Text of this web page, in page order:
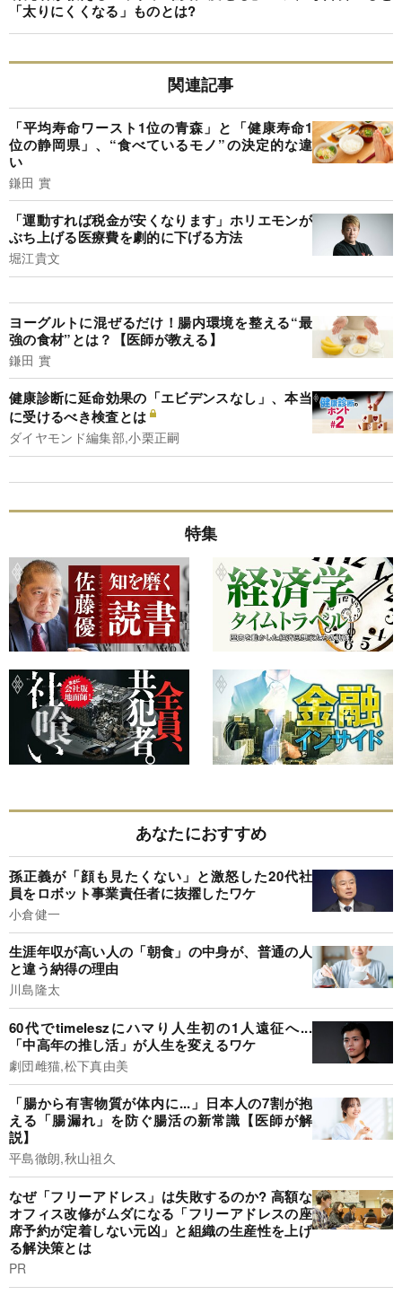
「太りにくくなる」ものとは?
関連記事
「平均寿命ワースト1位の青森」と「健康寿命1
位の静岡県」、“食べているモノ”の決定的な違
い
鎌田 實
「運動すれば税金が安くなります」ホリエモンが
ぶち上げる医療費を劇的に下げる方法
堀江貴文
ヨーグルトに混ぜるだけ！腸内環境を整える“最
強の食材”とは？【医師が教える】
鎌田 實
健康診断に延命効果の「エビデンスなし」、本当
に受けるべき検査とは
ダイヤモンド編集部,小栗正嗣
特集
あなたにおすすめ
孫正義が「顔も見たくない」と激怒した20代社
員をロボット事業責任者に抜擢したワケ
小倉健一
生涯年収が高い人の「朝食」の中身が、普通の人
と違う納得の理由
川島隆太
60代でtimeleszにハマり人生初の1人遠征へ...
「中高年の推し活」が人生を変えるワケ
劇団雌猫,松下真由美
「腸から有害物質が体内に...」日本人の7割が抱
える「腸漏れ」を防ぐ腸活の新常識【医師が解
説】
平島徹朗,秋山祖久
なぜ「フリーアドレス」は失敗するのか? 高額な
オフィス改修がムダになる「フリーアドレスの座
席予約が定着しない元凶」と組織の生産性を上げ
る解決策とは
PR